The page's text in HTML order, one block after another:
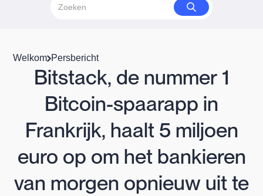
Welkom Persbericht
Bitstack, de nummer 1
Bitcoin-spaarapp in
Frankrijk, haalt 5 miljoen
euro op om het bankieren
van morgen opnieuw uit te